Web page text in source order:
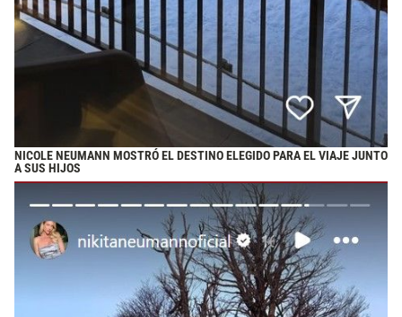
NICOLE NEUMANN MOSTRÓ EL DESTINO ELEGIDO PARA EL VIAJE JUNTO
A SUS HIJOS